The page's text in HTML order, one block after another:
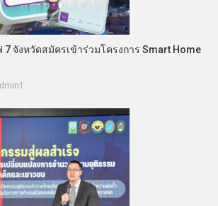
7 จังหวัดสมัครเข้าร่วมโครงการ Smart Home